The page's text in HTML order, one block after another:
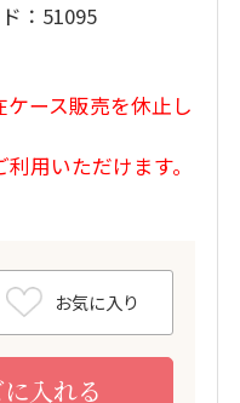
51095
ース販売を休止し
用いただけます。
お気に入り
入れる